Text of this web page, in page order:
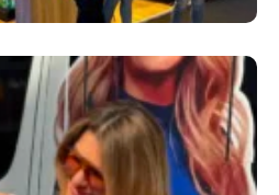
Lidera Queixas De
Escuta Promovida Por
Fontenelle